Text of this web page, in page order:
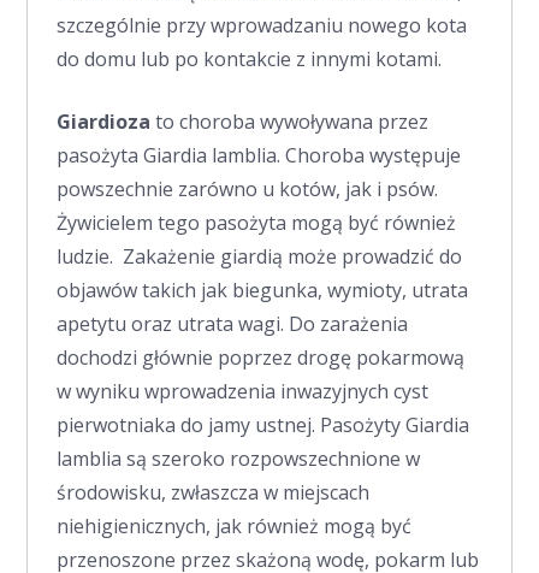
szczególnie przy wprowadzaniu nowego kota
do domu lub po kontakcie z innymi kotami.
Giardioza to choroba wywoływana przez
pasożyta Giardia lamblia. Choroba występuje
powszechnie zarówno u kotów, jak i psów.
Żywicielem tego pasożyta mogą być również
ludzie. Zakażenie giardią może prowadzić do
objawów takich jak biegunka, wymioty, utrata
apetytu oraz utrata wagi. Do zarażenia
dochodzi głównie poprzez drogę pokarmową
w wyniku wprowadzenia inwazyjnych cyst
pierwotniaka do jamy ustnej. Pasożyty Giardia
lamblia są szeroko rozpowszechnione w
środowisku, zwłaszcza w miejscach
niehigienicznych, jak również mogą być
przenoszone przez skażoną wodę, pokarm lub